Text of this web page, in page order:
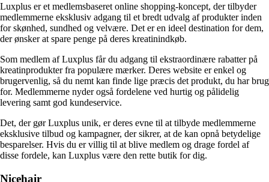
Luxplus er et medlemsbaseret online shopping-koncept, der tilbyder
medlemmerne eksklusiv adgang til et bredt udvalg af produkter inden
for skønhed, sundhed og velvære. Det er en ideel destination for dem,
der ønsker at spare penge på deres kreatinindkøb.
Som medlem af Luxplus får du adgang til ekstraordinære rabatter på
kreatinprodukter fra populære mærker. Deres website er enkel og
brugervenlig, så du nemt kan finde lige præcis det produkt, du har brug
for. Medlemmerne nyder også fordelene ved hurtig og pålidelig
levering samt god kundeservice.
Det, der gør Luxplus unik, er deres evne til at tilbyde medlemmerne
eksklusive tilbud og kampagner, der sikrer, at de kan opnå betydelige
besparelser. Hvis du er villig til at blive medlem og drage fordel af
disse fordele, kan Luxplus være den rette butik for dig.
Nicehair